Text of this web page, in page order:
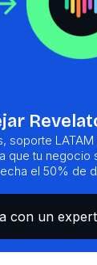
soporte LATAM
que tu negocio
el 50% de
con un